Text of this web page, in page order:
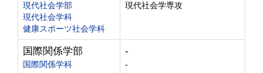
現代社会学部
現代社会学科
健康スポーツ社会学科
現代社会学専攻
国際関係学部
国際関係学科
-
-